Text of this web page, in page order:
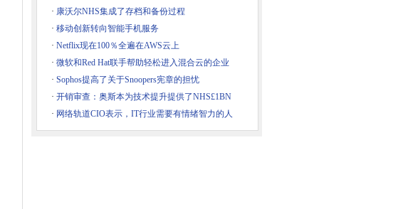
· 康沃尔NHS集成了存档和备份过程
· 移动创新转向智能手机服务
· Netflix现在100％全遍在AWS云上
· 微软和Red Hat联手帮助轻松进入混合云的企业
· Sophos提高了关于Snoopers宪章的担忧
· 开销审查：奥斯本为技术提升提供了NHS£1BN
· 网络轨道CIO表示，IT行业需要有情绪智力的人